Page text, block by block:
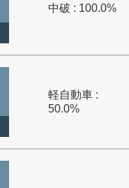
中破 : 100.0%
軽自動車 :
50.0%